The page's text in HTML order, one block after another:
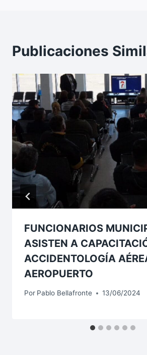
Publicaciones
FUNCIONARIOS
ASISTEN A
ACCIDENTOLOGÍA
AEROPUERTO
Por Pablo Bellafronte 13/06/2024